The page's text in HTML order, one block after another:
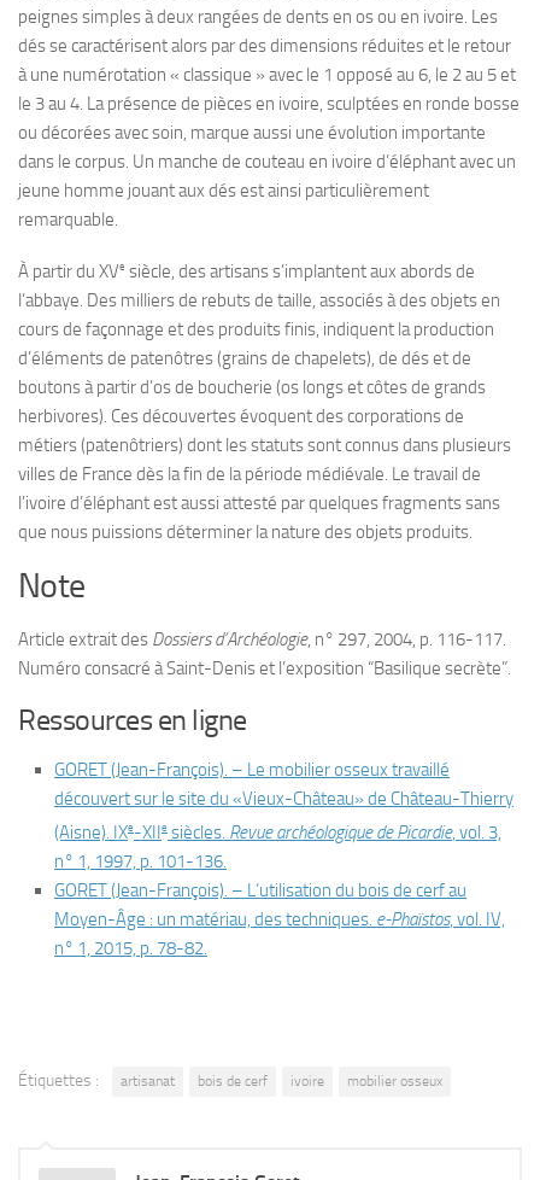
peignes simples à deux rangées de dents en os ou en ivoire. Les
dés se caractérisent alors par des dimensions réduites et le retour
à une numérotation « classique » avec le 1 opposé au 6, le 2 au 5 et
le 3 au 4. La présence de pièces en ivoire, sculptées en ronde bosse
ou décorées avec soin, marque aussi une évolution importante
dans le corpus. Un manche de couteau en ivoire d’éléphant avec un
jeune homme jouant aux dés est ainsi particulièrement
remarquable.
À partir du XVe siècle, des artisans s’implantent aux abords de
l’abbaye. Des milliers de rebuts de taille, associés à des objets en
cours de façonnage et des produits finis, indiquent la production
d’éléments de patenôtres (grains de chapelets), de dés et de
boutons à partir d’os de boucherie (os longs et côtes de grands
herbivores). Ces découvertes évoquent des corporations de
métiers (patenôtriers) dont les statuts sont connus dans plusieurs
villes de France dès la fin de la période médiévale. Le travail de
l’ivoire d’éléphant est aussi attesté par quelques fragments sans
que nous puissions déterminer la nature des objets produits.
Note
Article extrait des Dossiers d’Archéologie, n° 297, 2004, p. 116-117.
Numéro consacré à Saint-Denis et l’exposition “Basilique secrète”.
Ressources en ligne
GORET (Jean-François). – Le mobilier osseux travaillé
découvert sur le site du «Vieux-Château» de Château-Thierry
(Aisne). IXe-XIIe siècles. Revue archéologique de Picardie, vol. 3,
n° 1, 1997, p. 101-136.
GORET (Jean-François). – L’utilisation du bois de cerf au
Moyen-Âge : un matériau, des techniques. e-Phaïstos, vol. IV,
n° 1, 2015, p. 78-82.
Étiquettes : artisanat bois de cerf ivoire mobilier osseux